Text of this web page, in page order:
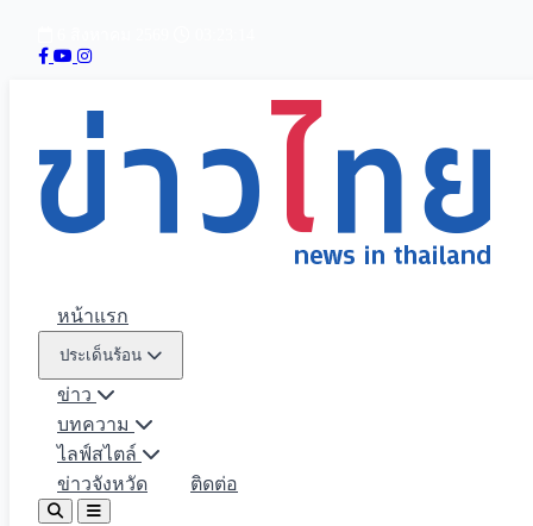
หน้าแรก
ประเด็นร้อน
ข่าว
บทความ
ไลฟ์สไตล์
ข่าวจังหวัด
ติดต่อ